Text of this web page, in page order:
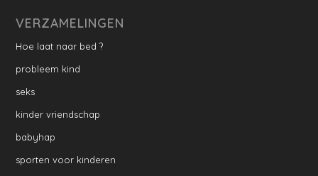
VERZAMELINGEN
Hoe laat naar bed ?
probleem kind
seks
kinder vriendschap
babyhap
sporten voor kinderen